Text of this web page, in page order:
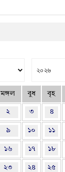
মঙ্গল বুধ বৃহ
২ ৩ ৪
৯ ১০ ১১
১৬ ১৭ ১৮
২৩ ২৪ ২৫